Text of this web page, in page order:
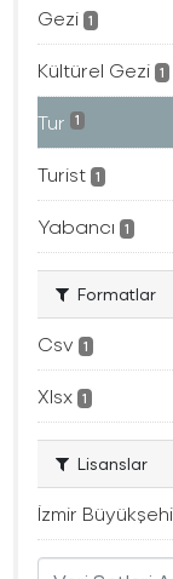
Gezi 1
Kültürel Gezi 1
Tur 1
Turist 1
Yabancı 1
Formatlar
Csv 1
Xlsx 1
Lisanslar
İzmir